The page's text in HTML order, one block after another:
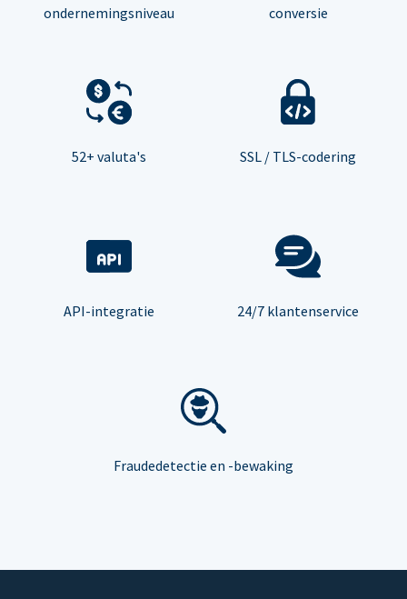
ondernemingsniveau
conversie
52+ valuta's SSL / TLS-codering
API-integratie 24/7 klantenservice
Fraudedetectie en -bewaking